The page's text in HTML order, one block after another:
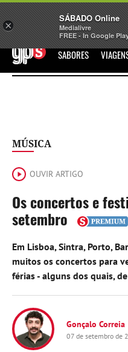
Sábado
GPS SABORES
MÚSICA
OUVIR ARTIGO
Os concertos e
setembro
Em Lisboa, Sintra, Porto,
muitos os concertos para
férias - alguns dos quais,
Gonçalo Correia
07 de setembro de
×
SÁBADO Online
Medialivre
FREE - In Google